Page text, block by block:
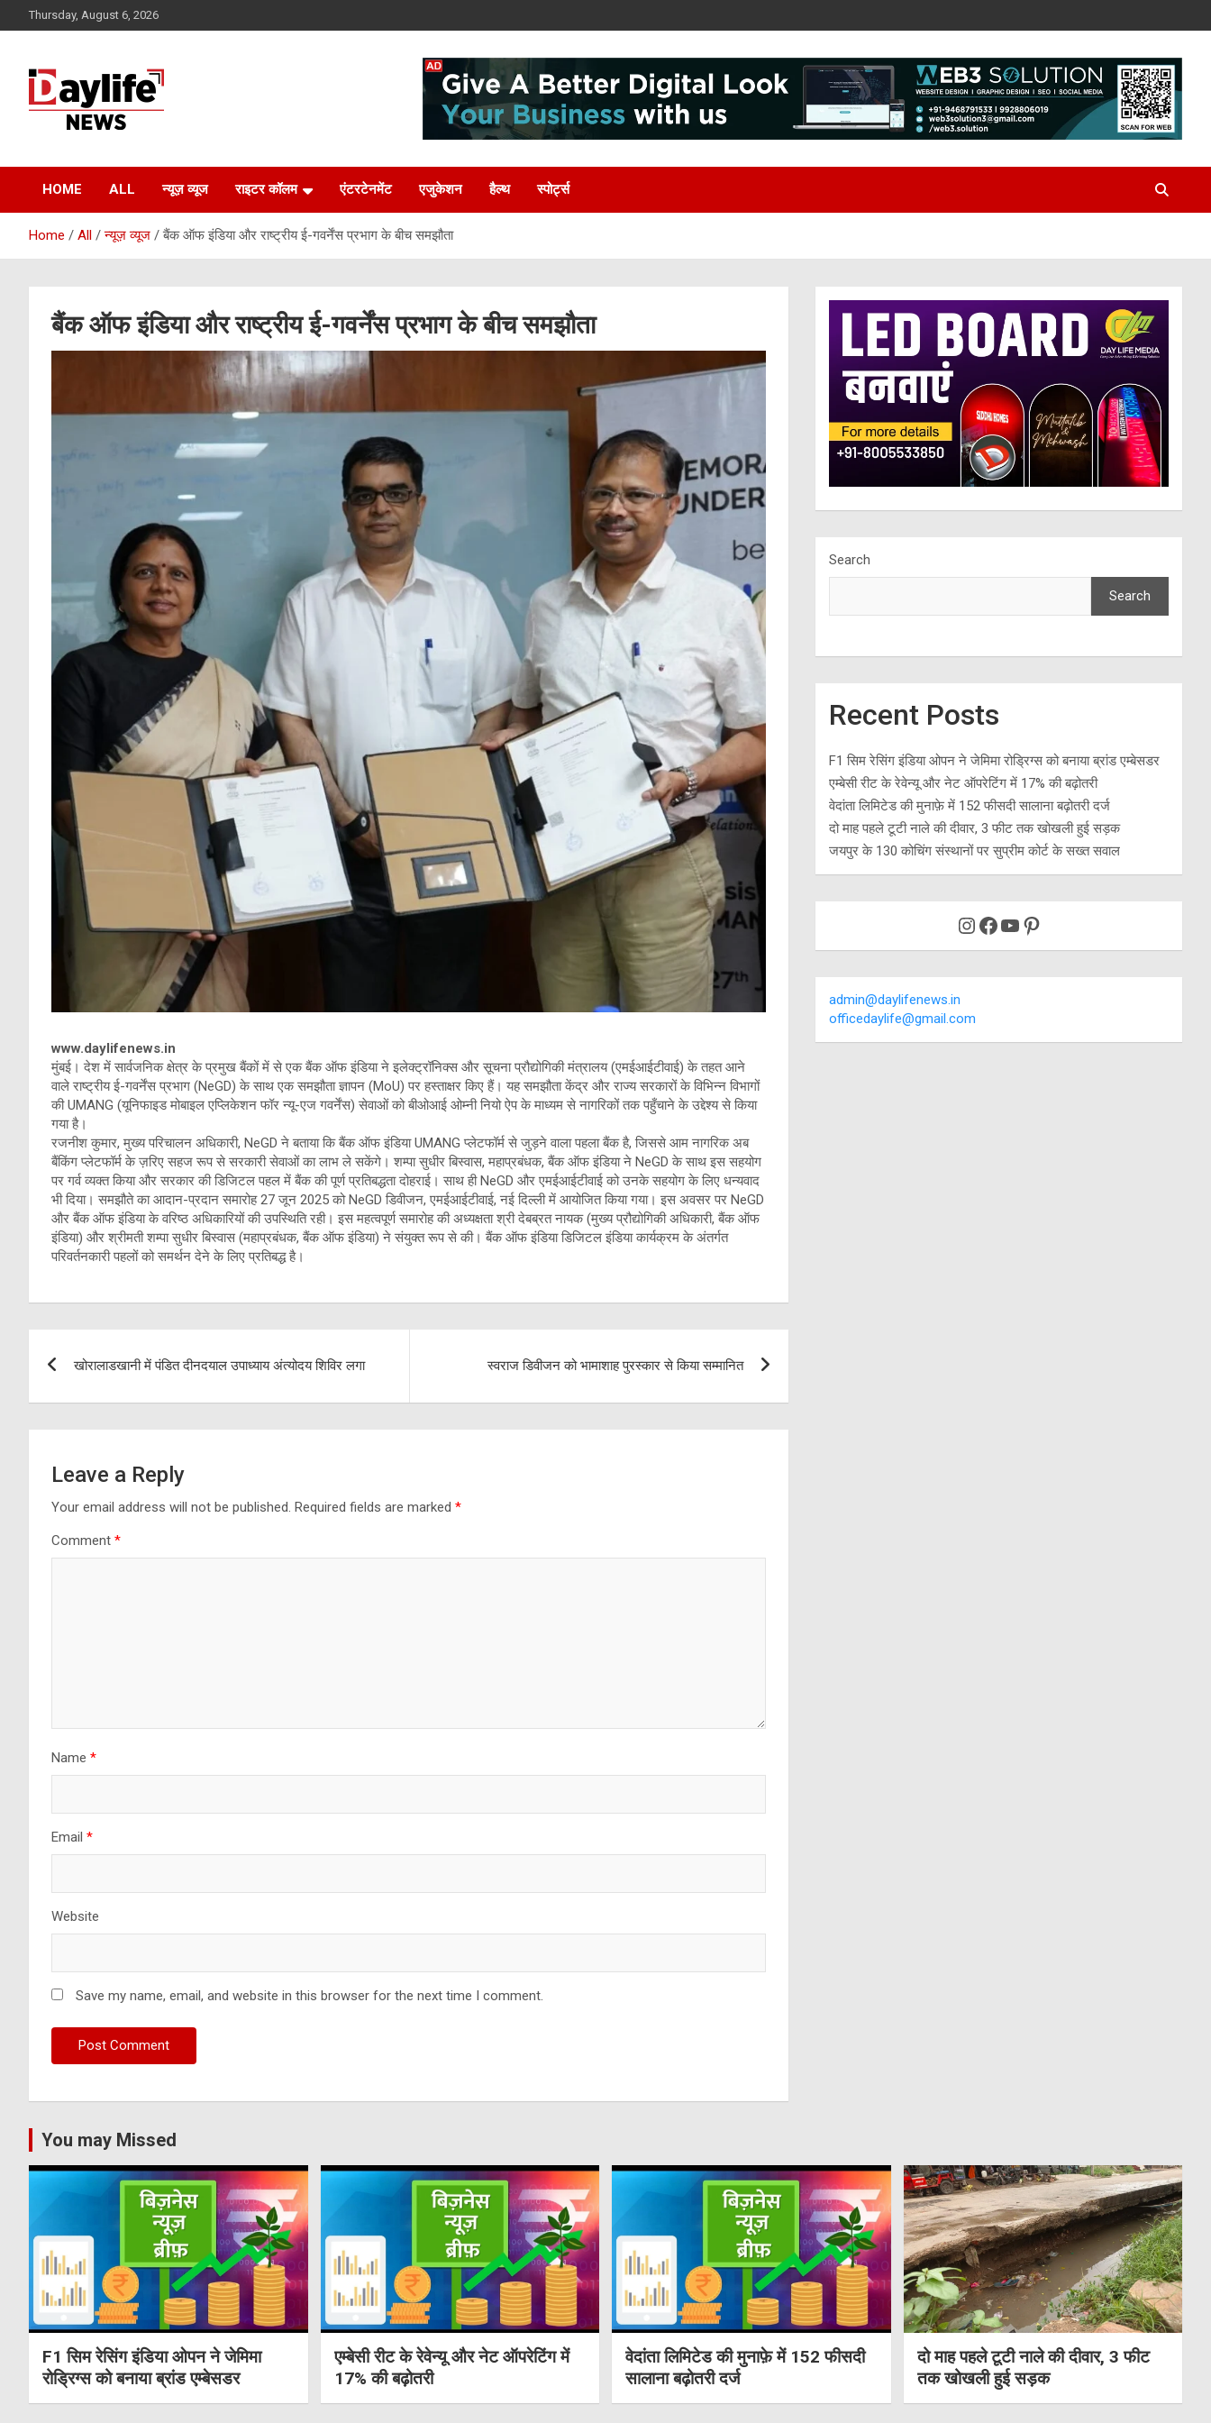
to
Thursday, August 6, 2026
HOME ALL न्यूज़ व्यूज राइटर कॉलम एंटरटेनमेंट एजुकेशन हैल्थ स्पोर्ट्स
Home All न्यूज़ व्यूज बैंक ऑफ इंडिया और राष्ट्रीय ई-गवर्नेंस प्रभाग के बीच समझौता
बैंक ऑफ इंडिया और राष्ट्रीय ई-गवर्नेंस प्रभाग के बीच समझौता
www.daylifenews.in
मुंबई। देश में सार्वजनिक क्षेत्र के प्रमुख बैंकों में से एक बैंक ऑफ इंडिया ने इलेक्ट्रॉनिक्स और सूचना प्रौद्योगिकी मंत्रालय (एमईआईटीवाई) के तहत आने
वाले राष्ट्रीय ई-गवर्नेंस प्रभाग (NeGD) के साथ एक समझौता ज्ञापन (MoU) पर हस्ताक्षर किए हैं। यह समझौता केंद्र और राज्य सरकारों के विभिन्न विभागों
की UMANG (यूनिफाइड मोबाइल एप्लिकेशन फॉर न्यू-एज गवर्नेंस) सेवाओं को बीओआई ओम्नी नियो ऐप के माध्यम से नागरिकों तक पहुँचाने के उद्देश्य से किया
गया है।
रजनीश कुमार, मुख्य परिचालन अधिकारी, NeGD ने बताया कि बैंक ऑफ इंडिया UMANG प्लेटफॉर्म से जुड़ने वाला पहला बैंक है, जिससे आम नागरिक अब
बैंकिंग प्लेटफॉर्म के ज़रिए सहज रूप से सरकारी सेवाओं का लाभ ले सकेंगे। शम्पा सुधीर बिस्वास, महाप्रबंधक, बैंक ऑफ इंडिया ने NeGD के साथ इस सहयोग
पर गर्व व्यक्त किया और सरकार की डिजिटल पहल में बैंक की पूर्ण प्रतिबद्धता दोहराई। साथ ही NeGD और एमईआईटीवाई को उनके सहयोग के लिए धन्यवाद
भी दिया। समझौते का आदान-प्रदान समारोह 27 जून 2025 को NeGD डिवीजन, एमईआईटीवाई, नई दिल्ली में आयोजित किया गया। इस अवसर पर NeGD
और बैंक ऑफ इंडिया के वरिष्ठ अधिकारियों की उपस्थिति रही। इस महत्वपूर्ण समारोह की अध्यक्षता श्री देबब्रत नायक (मुख्य प्रौद्योगिकी अधिकारी, बैंक ऑफ
इंडिया) और श्रीमती शम्पा सुधीर बिस्वास (महाप्रबंधक, बैंक ऑफ इंडिया) ने संयुक्त रूप से की। बैंक ऑफ इंडिया डिजिटल इंडिया कार्यक्रम के अंतर्गत
परिवर्तनकारी पहलों को समर्थन देने के लिए प्रतिबद्ध है।
खोरालाडखानी में पंडित दीनदयाल उपाध्याय अंत्योदय शिविर लगा स्वराज डिवीजन को भामाशाह पुरस्कार से किया सम्मानित
Leave a Reply
Your email address will not be published. Required fields are marked *
Comment *
Name *
Email *
Website
Save my name, email, and website in this browser for the next time I comment.
Search
Search
Recent Posts
F1 सिम रेसिंग इंडिया ओपन ने जेमिमा रोड्रिग्स को बनाया ब्रांड एम्बेसडर
एम्बेसी रीट के रेवेन्यू और नेट ऑपरेटिंग में 17% की बढ़ोतरी
वेदांता लिमिटेड की मुनाफ़े में 152 फीसदी सालाना बढ़ोतरी दर्ज
दो माह पहले टूटी नाले की दीवार, 3 फीट तक खोखली हुई सड़क
जयपुर के 130 कोचिंग संस्थानों पर सुप्रीम कोर्ट के सख्त सवाल
Instagram
Facebook
YouTube
Pinterest
admin@daylifenews.in
officedaylife@gmail.com
You may Missed
F1 सिम रेसिंग इंडिया ओपन ने जेमिमा
रोड्रिग्स को बनाया ब्रांड एम्बेसडर
एम्बेसी रीट के रेवेन्यू और नेट ऑपरेटिंग में
17% की बढ़ोतरी
वेदांता लिमिटेड की मुनाफ़े में 152 फीसदी
सालाना बढ़ोतरी दर्ज
दो माह पहले टूटी नाले की दीवार, 3 फीट
तक खोखली हुई सड़क